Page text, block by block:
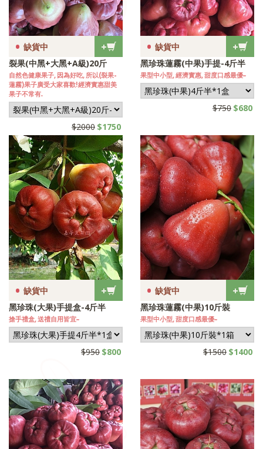
+
• 缺貨中
裂果(中黑+大黑+A級)20斤
自然色健康果子, 因為好吃, 所以(裂果-
蓮霧)果子廣受大家喜歡!經濟實惠甜美
果子不常有.
$2000 $1750
+
• 缺貨中
黑珍珠蓮霧(中果)手提-4斤半
果型中小型, 經濟實惠, 甜度口感最優~
$750 $680
+
• 缺貨中
黑珍珠(大果)手提盒-4斤半
搶手禮盒, 送禮自用皆宜~
$950 $800
+
• 缺貨中
黑珍珠蓮霧(中果)10斤裝
果型中小型, 甜度口感最優~
$1500 $1400